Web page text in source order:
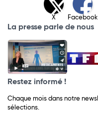
X Facebook
La presse parle de nous
Restez informé !
Chaque mois dans notre
sélections.